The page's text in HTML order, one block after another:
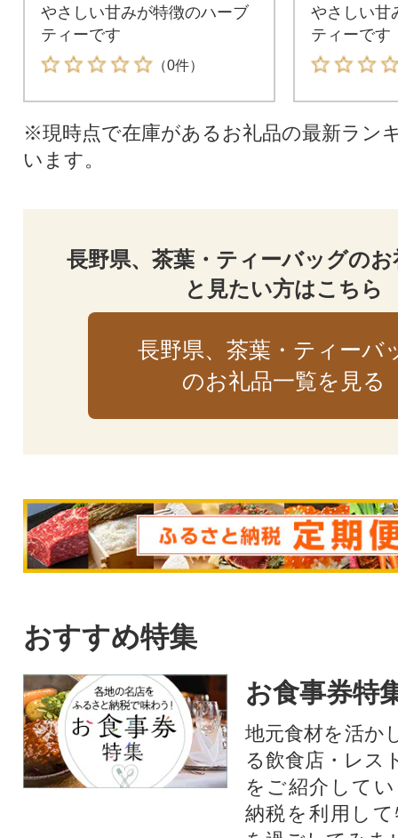
やさしい甘みが特徴のハーブ
ティーです
（0件）
やさしい甘
ティーです
※現時点で在庫があるお礼品の最新ラン
います。
長野県、茶葉・ティーバッグの
と見たい方はこちら
長野県、茶葉・ティーバ
のお礼品一覧を見る
おすすめ特集
お食事券特
地元食材を活か
る飲食店・レス
をご紹介して
納税を利用し